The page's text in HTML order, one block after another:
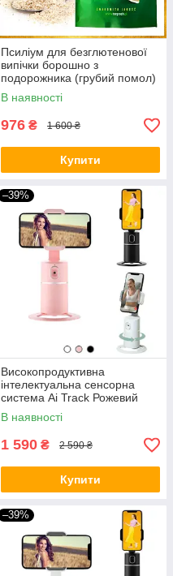
Псиліум для безглютенової
випічки борошно з
подорожника (грубий помол)
1500 грам
В наявності
976 ₴ 1 600 ₴
Купити
–39%
Високопродуктивна
інтелектуальна сенсорна
система Ai Track Рожевий
BIO
В наявності
1 590 ₴ 2 590 ₴
Купити
–39%